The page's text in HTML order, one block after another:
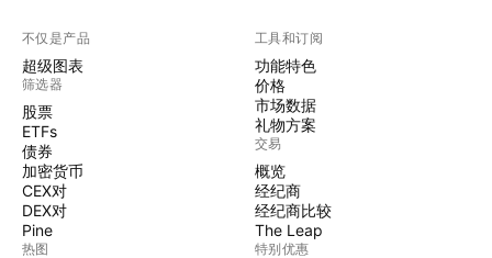
不仅是产品
超级图表
筛选器
股票
ETFs
债券
加密货币
CEX对
DEX对
Pine
热图
工具和订阅
功能特色
价格
市场数据
礼物方案
交易
概览
经纪商
经纪商比较
The Leap
特别优惠